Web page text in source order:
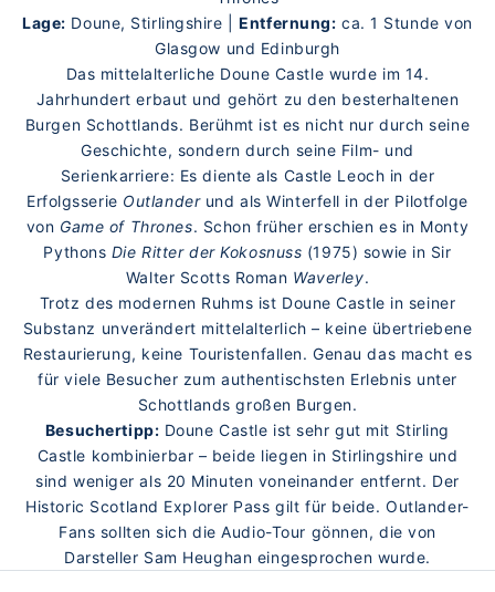
Lage: Doune, Stirlingshire |Entfernung: ca. 1 Stunde von
Glasgow und Edinburgh
Das mittelalterliche Doune Castle wurde im 14.
Jahrhundert erbaut und gehört zu den besterhaltenen
Burgen Schottlands. Berühmt ist es nicht nur durch seine
Geschichte, sondern durch seine Film- und
Serienkarriere: Es diente als Castle Leoch in der
Erfolgsserie Outlanderund als Winterfell in der Pilotfolge
von Game of Thrones. Schon früher erschien es in Monty
Pythons Die Ritter der Kokosnuss (1975) sowie in Sir
Walter Scotts Roman Waverley.
Trotz des modernen Ruhms ist Doune Castle in seiner
Substanz unverändert mittelalterlich – keine übertriebene
Restaurierung, keine Touristenfallen. Genau das macht es
für viele Besucher zum authentischsten Erlebnis unter
Schottlands großen Burgen.
Besuchertipp: Doune Castle ist sehr gut mit Stirling
Castle kombinierbar – beide liegen in Stirlingshire und
sind weniger als 20 Minuten voneinander entfernt. Der
Historic Scotland Explorer Pass gilt für beide. Outlander-
Fans sollten sich die Audio-Tour gönnen, die von
Darsteller Sam Heughan eingesprochen wurde.